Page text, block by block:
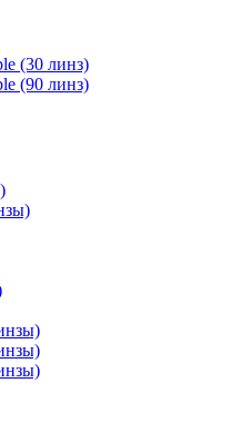
(30 линз)
(90 линз)